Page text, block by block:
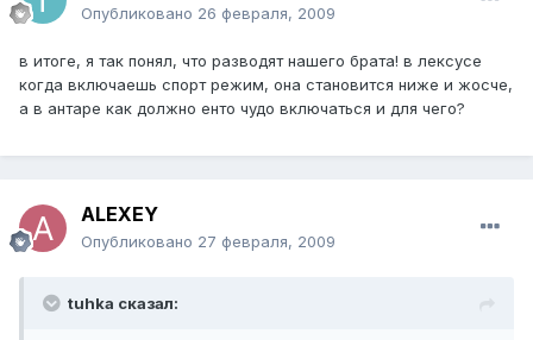
Опубликовано 26 февраля, 2009
в итоге, я так понял, что разводят нашего брата! в лексусе
когда включаешь спорт режим, она становится ниже и жосче,
а в антаре как должно енто чудо включаться и для чего?
ALEXEY
Опубликовано 27 февраля, 2009
tuhka сказал: